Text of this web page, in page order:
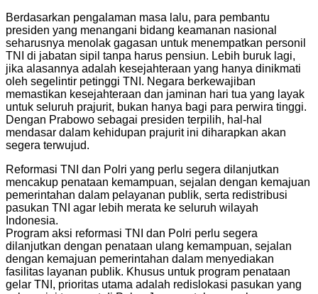
Berdasarkan pengalaman masa lalu, para pembantu
presiden yang menangani bidang keamanan nasional
seharusnya menolak gagasan untuk menempatkan personil
TNI di jabatan sipil tanpa harus pensiun. Lebih buruk lagi,
jika alasannya adalah kesejahteraan yang hanya dinikmati
oleh segelintir petinggi TNI. Negara berkewajiban
memastikan kesejahteraan dan jaminan hari tua yang layak
untuk seluruh prajurit, bukan hanya bagi para perwira tinggi.
Dengan Prabowo sebagai presiden terpilih, hal-hal
mendasar dalam kehidupan prajurit ini diharapkan akan
segera terwujud.
Reformasi TNI dan Polri yang perlu segera dilanjutkan
mencakup penataan kemampuan, sejalan dengan kemajuan
pemerintahan dalam pelayanan publik, serta redistribusi
pasukan TNI agar lebih merata ke seluruh wilayah
Indonesia.
Program aksi reformasi TNI dan Polri perlu segera
dilanjutkan dengan penataan ulang kemampuan, sejalan
dengan kemajuan pemerintahan dalam menyediakan
fasilitas layanan publik. Khusus untuk program penataan
gelar TNI, prioritas utama adalah redislokasi pasukan yang